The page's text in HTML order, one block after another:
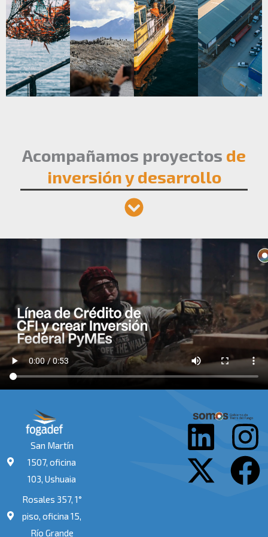
Acompañamos proyectos de
inversión y desarrollo
San Martín
1507, oficina
103, Ushuaia
Rosales 357, 1°
piso, oficina 15,
Río Grande
L
i
I
n
s
X
-
F
a
c